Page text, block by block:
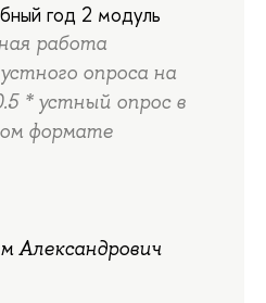
год 2 модуль
работа
опроса на
* устный опрос в
формате
Александрович